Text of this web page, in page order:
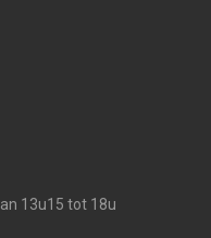
13u15 tot 18u